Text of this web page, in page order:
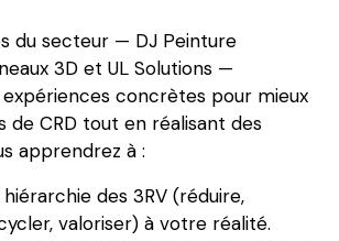
du secteur — DJ Peinture
3D et UL Solutions —
concrètes pour mieux
de CRD tout en réalisant des
apprendrez à :
des 3RV (réduire,
valoriser) à votre réalité.